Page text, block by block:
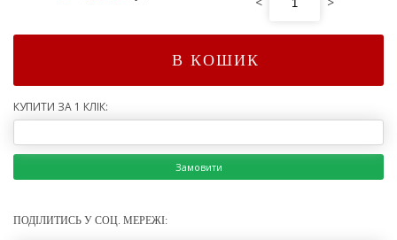
В КОШИК
КУПИТИ ЗА 1 КЛІК:
Замовити
ПОДІЛИТИСЬ У СОЦ. МЕРЕЖІ: